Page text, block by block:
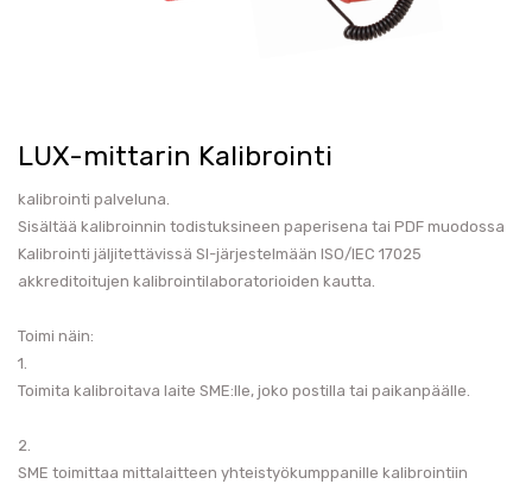
LUX-mittarin Kalibrointi
kalibrointi palveluna.
Sisältää kalibroinnin todistuksineen paperisena tai PDF muodossa
Kalibrointi jäljitettävissä SI-järjestelmään ISO/IEC 17025
akkreditoitujen kalibrointilaboratorioiden kautta.
Toimi näin:
1.
Toimita kalibroitava laite SME:lle, joko postilla tai paikanpäälle.
2.
SME toimittaa mittalaitteen yhteistyökumppanille kalibrointiin